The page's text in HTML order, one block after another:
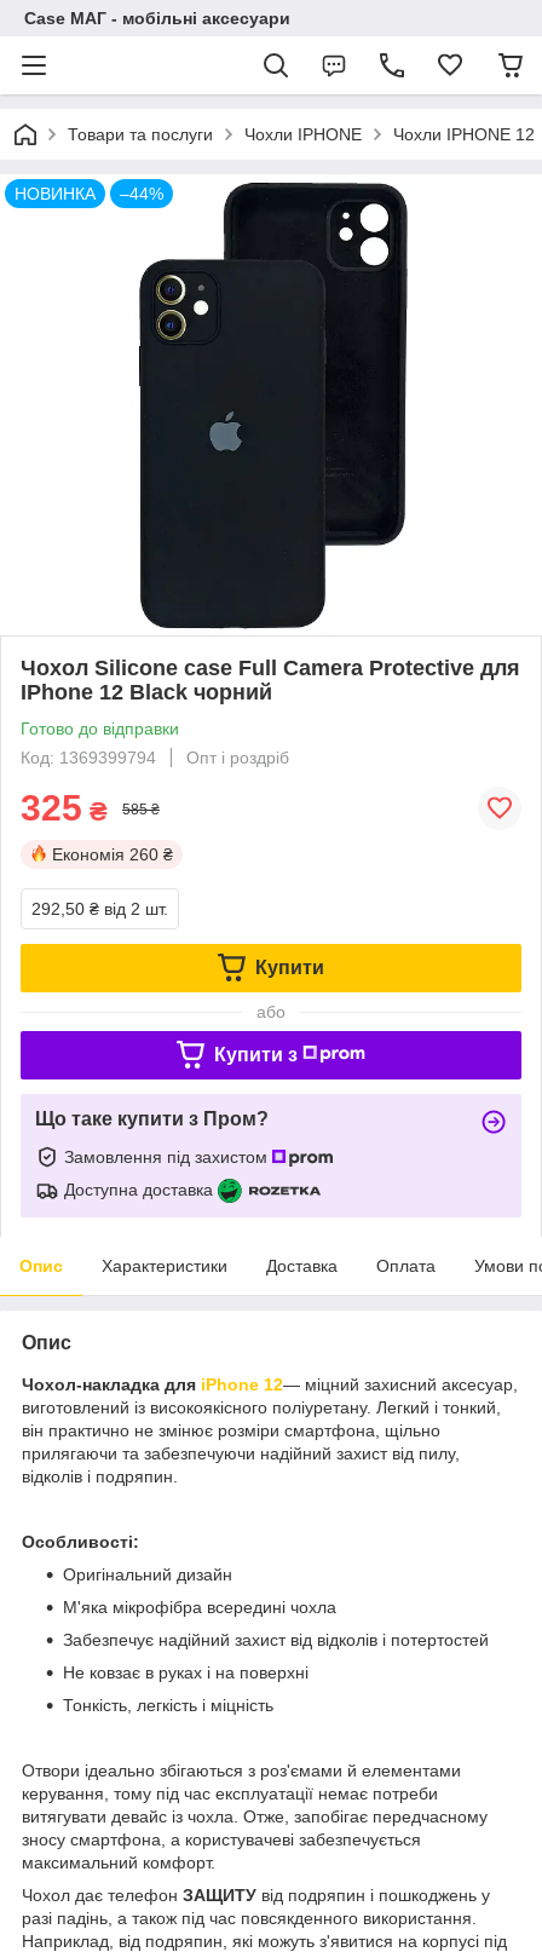
Case МАГ - мобільні аксесуари
Товари та послуги Чохли IPHONE Чохли IPHONE 12
НОВИНКА –44%
Чохол Silicone case Full Camera Protective для
IPhone 12 Black чорний
Готово до відправки
Код: 1369399794
Опт і роздріб
325 ₴ 585 ₴
Економія 260 ₴
292,50 ₴ від 2 шт.
Купити
або
Купити з
Що таке купити з Пром?
Замовлення під захистом
Доступна доставка
Опис Характеристики Доставка Оплата Умови
Опис
Чохол-накладка для iPhone 12— міцний захисний аксесуар,
виготовлений із високоякісного поліуретану. Легкий і тонкий,
він практично не змінює розміри смартфона, щільно
прилягаючи та забезпечуючи надійний захист від пилу,
відколів і подряпин.
Особливості:
Оригінальний дизайн
М'яка мікрофібра всередині чохла
Забезпечує надійний захист від відколів і потертостей
Не ковзає в руках і на поверхні
Тонкість, легкість і міцність
Отвори ідеально збігаються з роз'ємами й елементами
керування, тому під час експлуатації немає потреби
витягувати девайс із чохла. Отже, запобігає передчасному
зносу смартфона, а користувачеві забезпечується
максимальний комфорт.
Чохол дає телефон ЗАЩИТУ від подряпин і пошкоджень у
разі падінь, а також під час повсякденного використання.
Наприклад, від подряпин, які можуть з'явитися на корпусі під